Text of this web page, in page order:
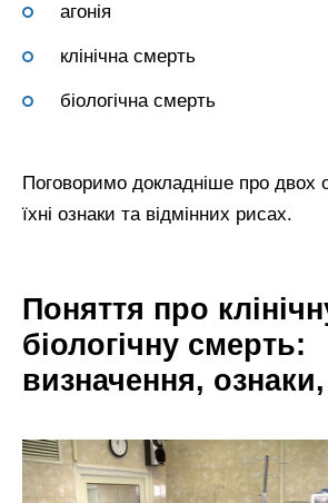
агонія
клінічна смерть
біологічна смерть
Поговоримо докладніше про двох
їхні ознаки та відмінних рисах.
Поняття про
біологічну смерть:
визначення,